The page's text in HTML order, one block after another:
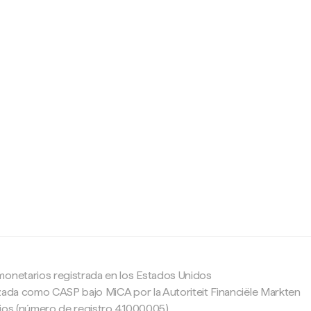
registrada en los Estados Unidos
como CASP bajo MiCA por la Autoriteit Financiële Markten